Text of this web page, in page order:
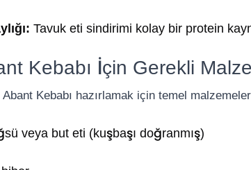
Tavuk eti sindirimi kolay bir protein
Kebabı İçin Gerekli
Kebabı hazırlamak için temel
veya but eti (kuşbaşı doğranmış)